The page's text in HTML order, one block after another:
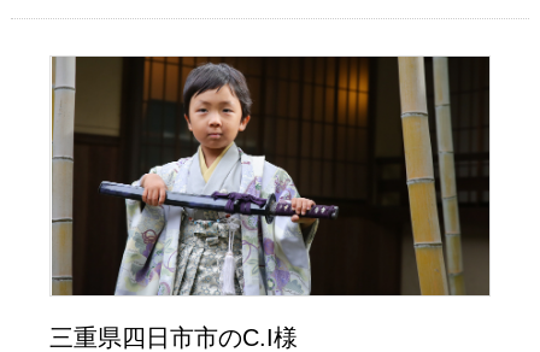
三重県四日市市のC.I様